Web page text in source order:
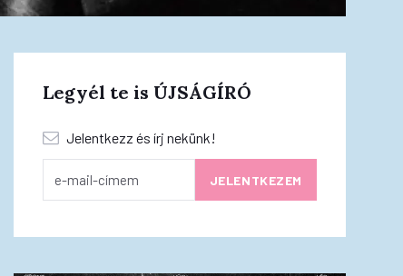
Legyél te is ÚJSÁGÍRÓ
Jelentkezz és írj nekünk!